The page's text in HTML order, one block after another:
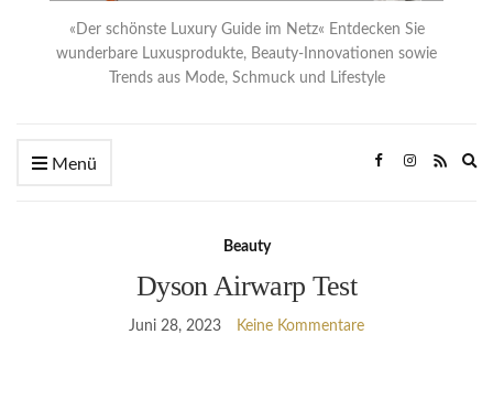
«Der schönste Luxury Guide im Netz« Entdecken Sie
wunderbare Luxusprodukte, Beauty-Innovationen sowie
Trends aus Mode, Schmuck und Lifestyle
Menü
Beauty
Dyson Airwarp Test
Juni 28, 2023 Keine Kommentare